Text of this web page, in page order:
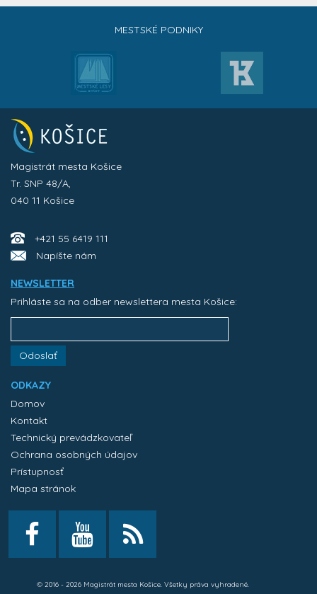
MESTSKÉ PODNIKY
Magistrát mesta Košice
Tr. SNP 48/A,
040 11 Košice
+421 55 6419 111
Napíšte nám
NEWSLETTER
Prihláste sa na odber newslettera mesta Košice:
Odoslať
ODKAZY
Domov
Kontakt
Technický prevádzkovateľ
Ochrana osobných údajov
Prístupnosť
Mapa stránok
© 2016 - 2026 Magistrát mesta Košice. Všetky práva vyhradené.